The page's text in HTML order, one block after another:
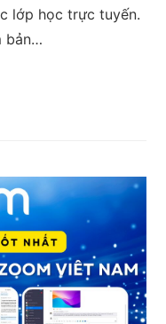
lớp học trực tuyến.
bản…